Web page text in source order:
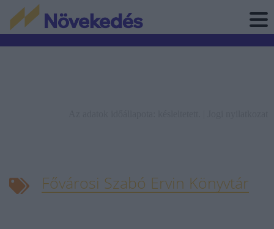
Fővárosi Szabó Ervin Könyvtár